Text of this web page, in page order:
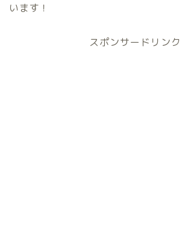
います！
スポンサードリンク